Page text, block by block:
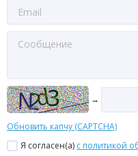
→
Обновить капчу (CAPTCHA)
Я согласен(a) с политикой